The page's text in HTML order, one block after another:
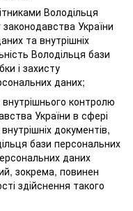
Володільця
України
та внутрішніх
Володільця бази
і захисту
даних;
контролю
України в сфері
документів,
бази персональних
даних
зокрема, повинен
здійснення такого